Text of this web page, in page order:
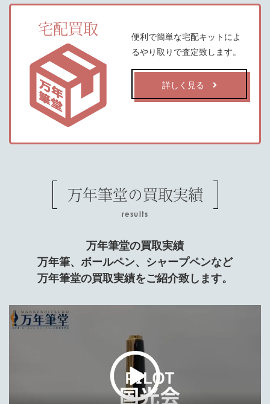
宅配買取
便利で簡単な宅配キットによ
るやり取りで査定致します。
詳しく見る
万年筆堂の買取実績
results
万年筆堂の買取実績
万年筆、ボールペン、シャープペンなど
万年筆堂の買取実績をご紹介致します。